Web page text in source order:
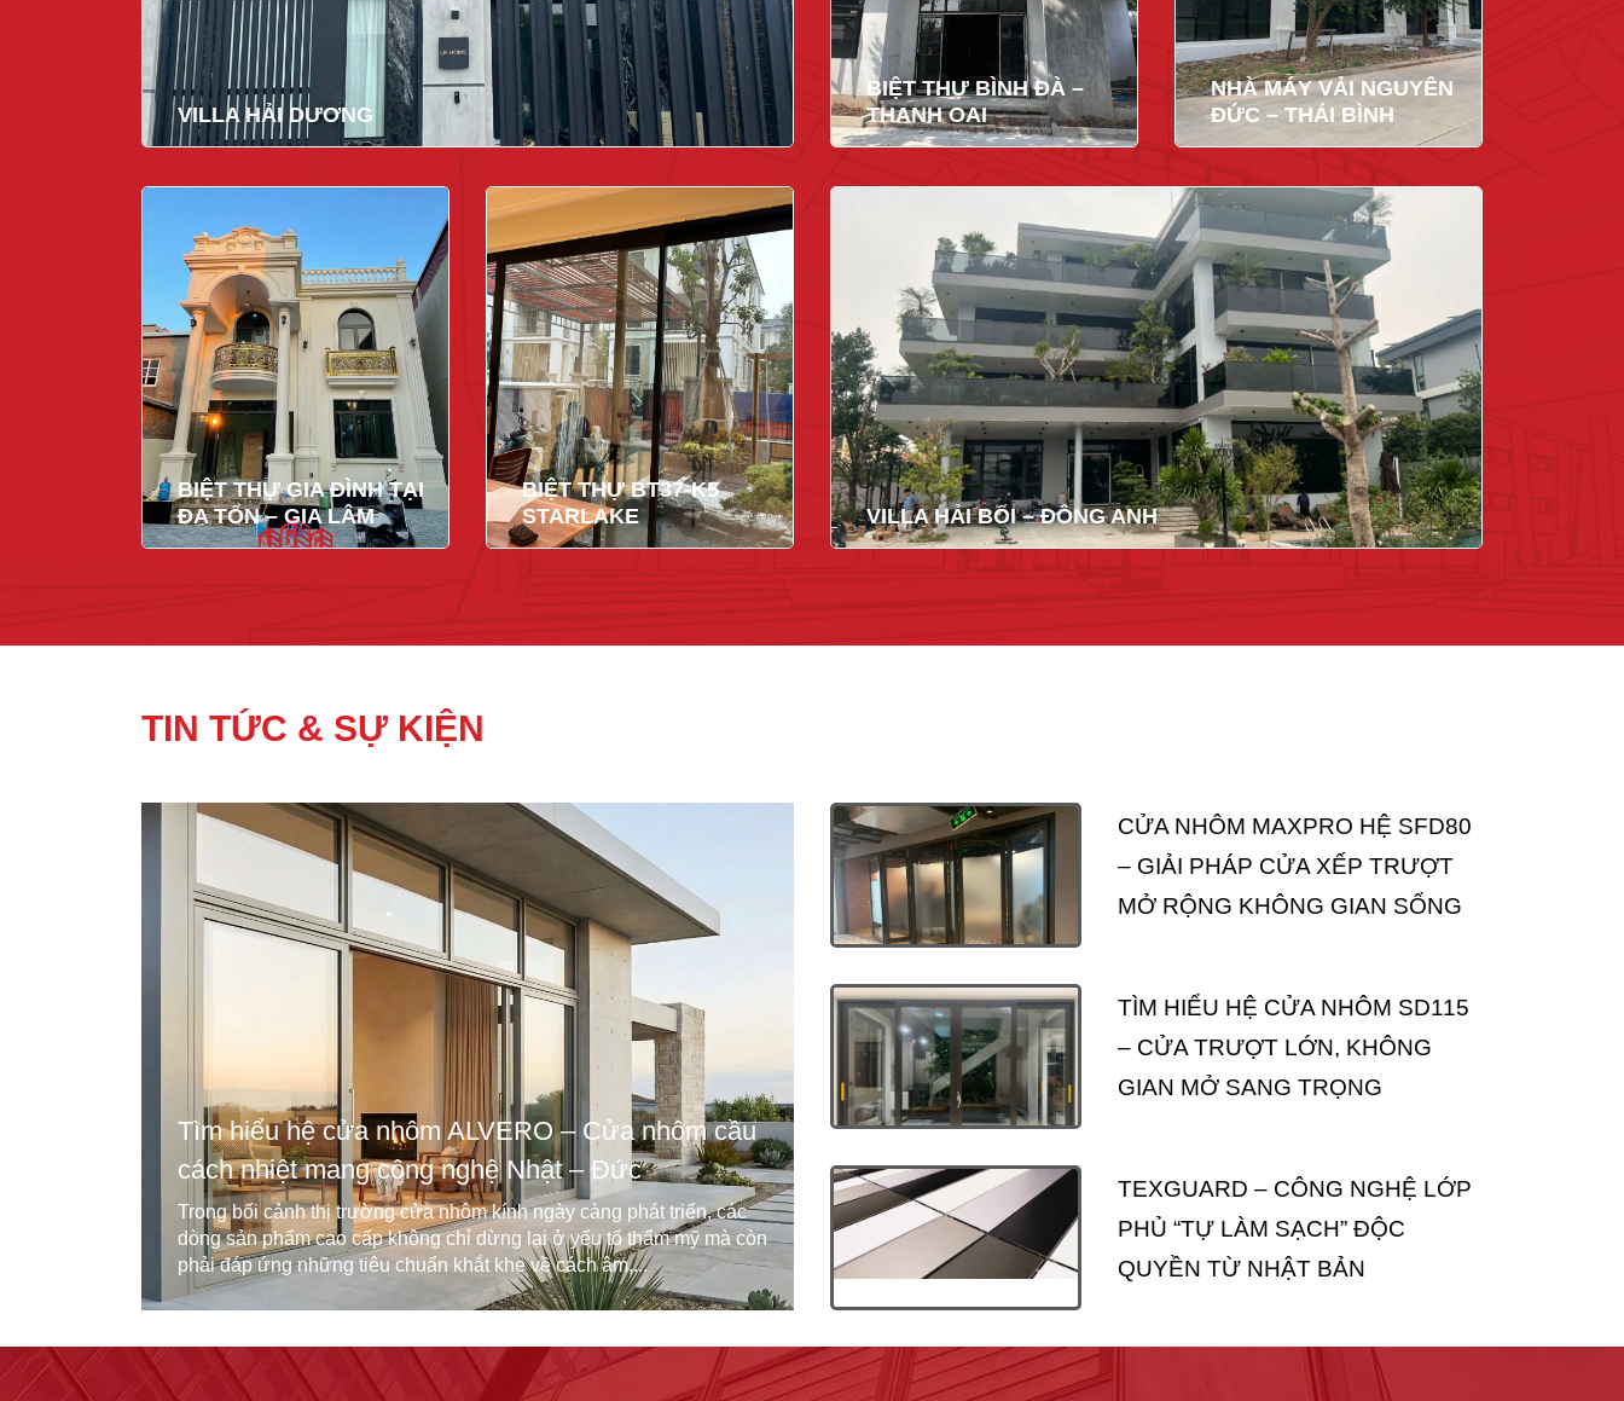
VILLA HẢI DƯƠNG
BIỆT THỰ BÌNH ĐÀ –
THANH OAI
NHÀ MÁY VẢI NGUYÊN
ĐỨC – THÁI BÌNH
BIỆT THỰ GIA ĐÌNH TẠI
ĐA TỐN – GIA LÂM
BIỆT THỰ BT37-K5
STARLAKE
VILLA HẢI BỐI – ĐÔNG ANH
TIN TỨC & SỰ KIỆN
Tìm hiểu hệ cửa nhôm ALVERO – Cửa nhôm cầu
cách nhiệt mang công nghệ Nhật – Đức
Trong bối cảnh thị trường cửa nhôm kính ngày càng phát triển, các
dòng sản phẩm cao cấp không chỉ dừng lại ở yếu tố thẩm mỹ mà còn
phải đáp ứng những tiêu chuẩn khắt khe về cách âm,...
CỬA NHÔM MAXPRO HỆ SFD80
– GIẢI PHÁP CỬA XẾP TRƯỢT
MỞ RỘNG KHÔNG GIAN SỐNG
TÌM HIỂU HỆ CỬA NHÔM SD115
– CỬA TRƯỢT LỚN, KHÔNG
GIAN MỞ SANG TRỌNG
TEXGUARD – CÔNG NGHỆ LỚP
PHỦ “TỰ LÀM SẠCH” ĐỘC
QUYỀN TỪ NHẬT BẢN